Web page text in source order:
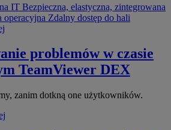
IT Bezpieczna, elastyczna, zintegrowana
operacyjna Zdalny dostęp do hali
problemów w czasie
TeamViewer DEX
zanim dotkną one użytkowników.